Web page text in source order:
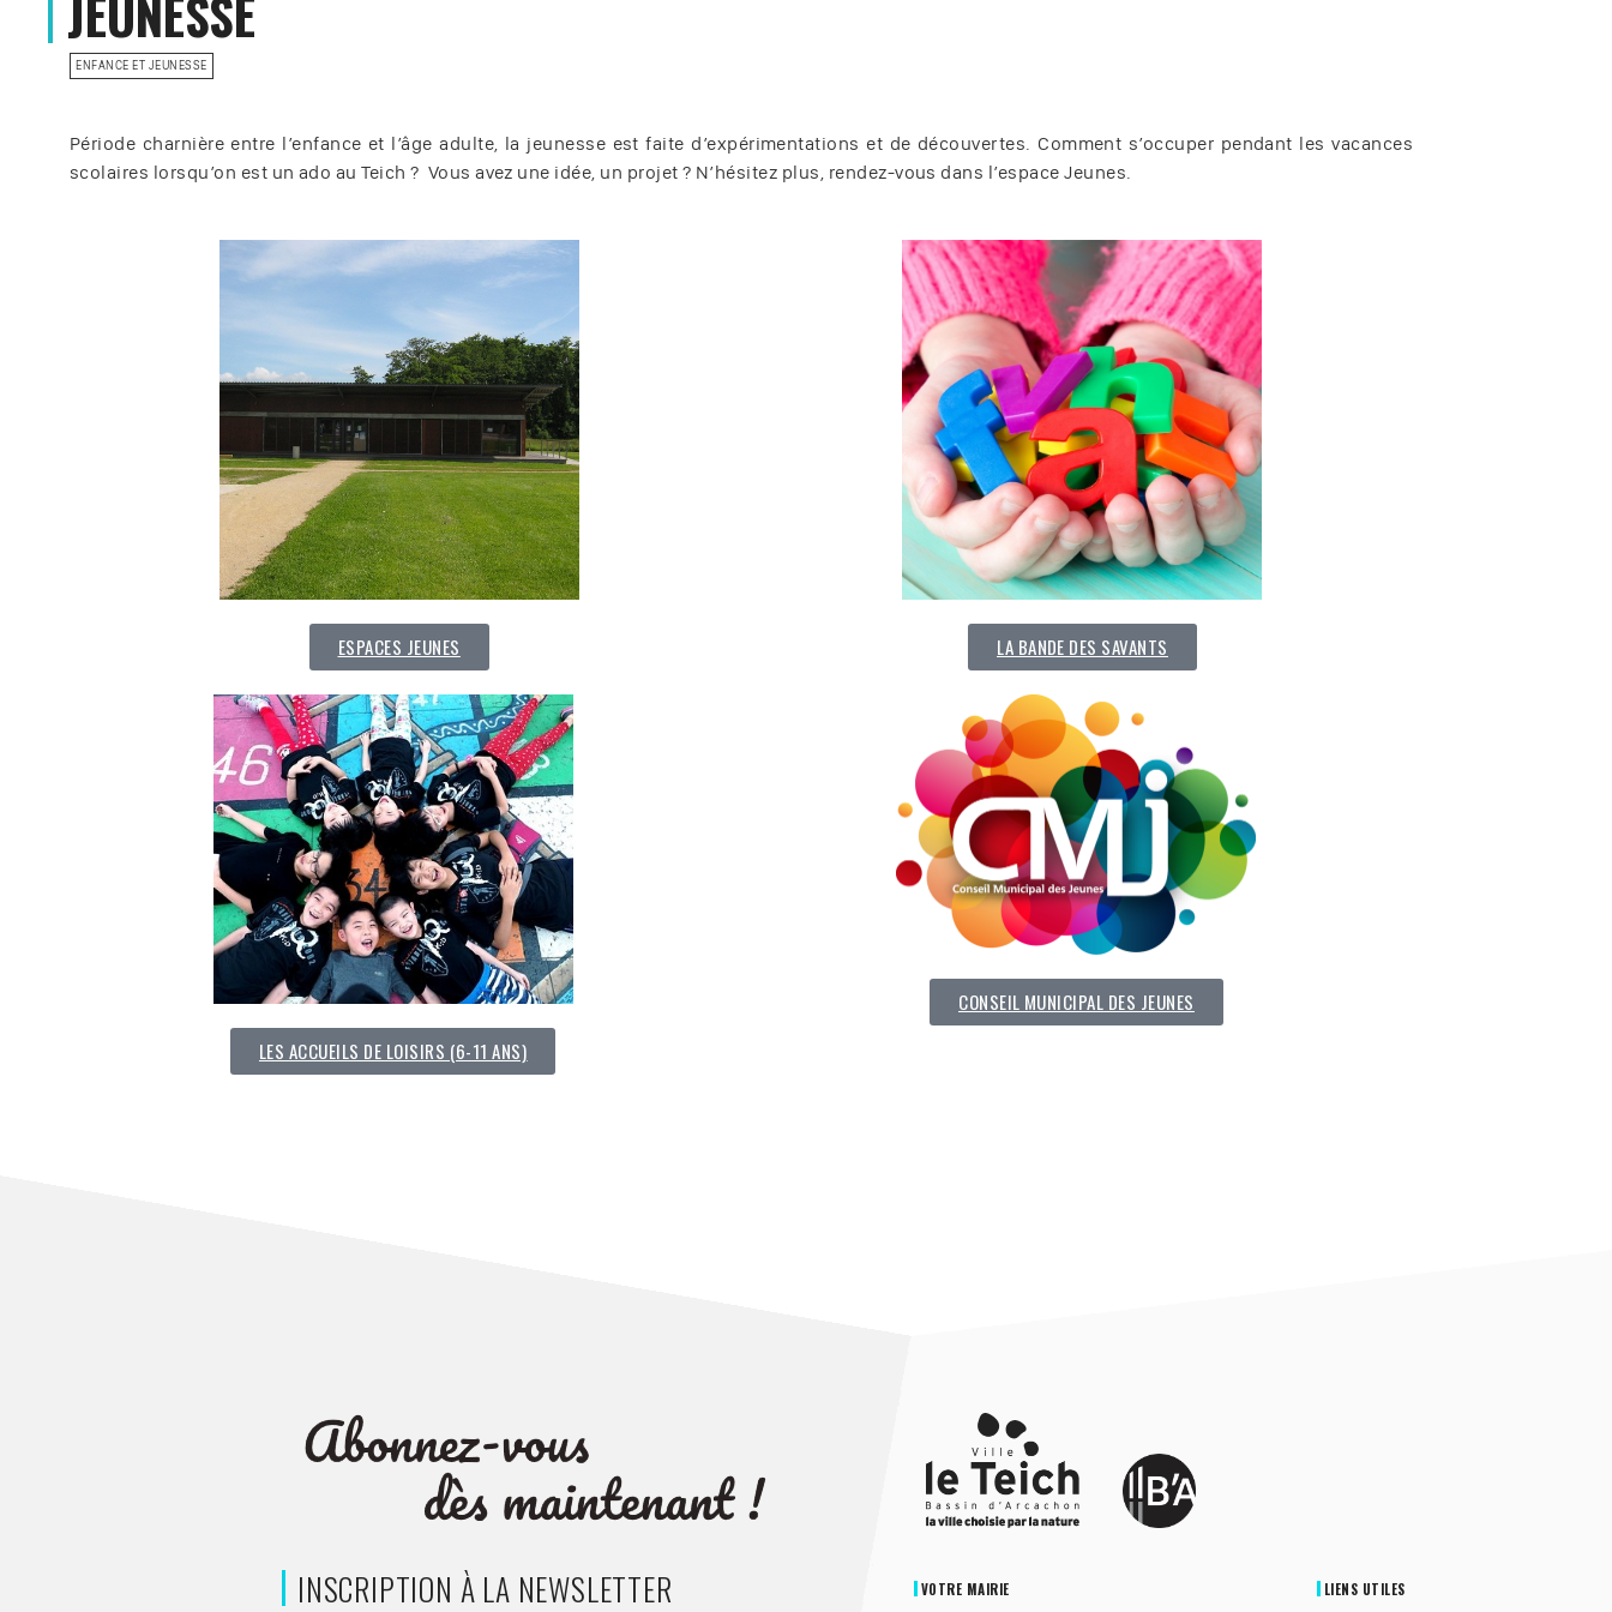
ENFANCE ET JEUNESSE
Période charnière entre l’enfance et l’âge adulte, la jeunesse est faite d’expérimentations et de découvertes. Comment s’occuper pendant les vacances
scolaires lorsqu’on est un ado au Teich ? Vous avez une idée, un projet ? N’hésitez plus, rendez-vous dans l’espace Jeunes.
ESPACES JEUNES LA BANDE DES SAVANTS
LES ACCUEILS DE LOISIRS (6-11 ANS)
CONSEIL MUNICIPAL DES JEUNES
INSCRIPTION À LA NEWSLETTER VOTRE MAIRIE LIENS UTILES